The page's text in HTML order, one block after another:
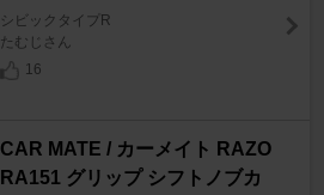
シビックタイプR
たむじさん
16
CAR MATE / カーメイト RAZO
RA151 グリップ シフトノブカ